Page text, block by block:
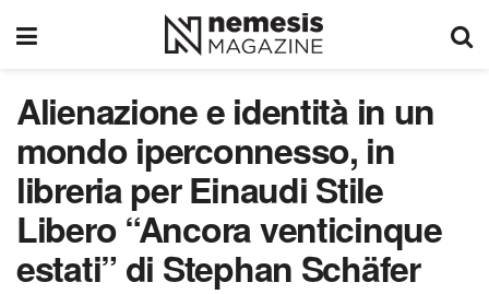
Alienazione e identità in un
mondo iperconnesso, in
libreria per Einaudi Stile
Libero “Ancora venticinque
estati” di Stephan Schäfer